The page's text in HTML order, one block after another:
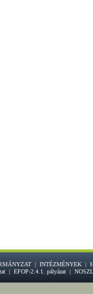
| INTÉZMÉNYEK |
| EFOP-2.4.1. pályázat|